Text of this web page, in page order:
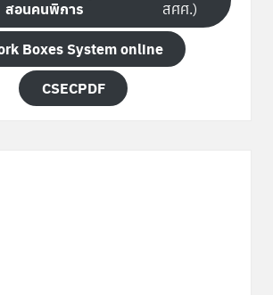
สอนคนพิการ
สศศ.)
Boxes System online
CSECPDF